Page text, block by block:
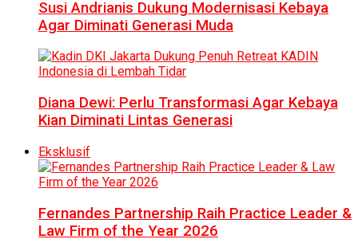
Susi Andrianis Dukung Modernisasi Kebaya
Agar Diminati Generasi Muda
Diana Dewi: Perlu Transformasi Agar Kebaya
Kian Diminati Lintas Generasi
Eksklusif
Fernandes Partnership Raih Practice Leader &
Law Firm of the Year 2026